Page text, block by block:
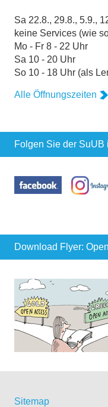
Sa 22.8., 29.8., 5.9.,
keine Services (wie
Mo - Fr 8 - 22 Uhr
Sa 10 - 20 Uhr
So 10 - 18 Uhr (als
Alle Öffnungszeiten
Folgen Sie der SuUB
Download Flyer:
Sitemap